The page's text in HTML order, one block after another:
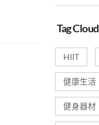
Tag Cloud
HIIT
健康生活
健身器材